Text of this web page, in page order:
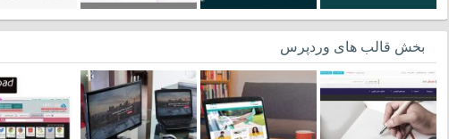
بخش قالب های وردپرس